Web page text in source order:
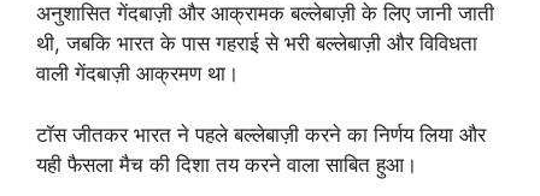
अनुशासित गेंदबाज़ी और आक्रामक बल्लेबाज़ी के लिए जानी जाती
थी, जबकि भारत के पास गहराई से भरी बल्लेबाज़ी और विविधता
वाली गेंदबाज़ी आक्रमण था।
टॉस जीतकर भारत ने पहले बल्लेबाज़ी करने का निर्णय लिया और
यही फैसला मैच की दिशा तय करने वाला साबित हुआ।